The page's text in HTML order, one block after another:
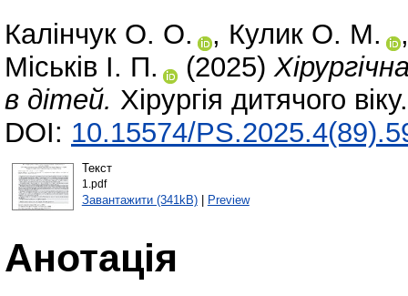
Калінчук О. О. , Кулик О. М.
Міськів І. П.
(2025)
в дітей. Хірургія дитячого
DOI: 10.15574/
Текст
1.pdf
Завантажити (341kB)| Preview
Анотація